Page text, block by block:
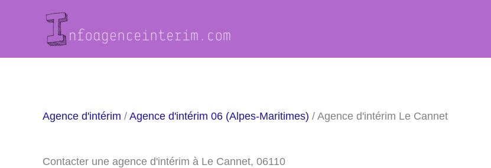
Agence d'intérim / Agence d'intérim 06 (Alpes-Maritimes) / Agence d'intérim Le Cannet
Contacter une agence d'intérim à Le Cannet, 06110